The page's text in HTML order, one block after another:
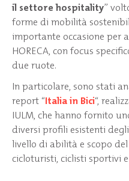
il settore hospitality”
forme di mobilità
importante occasione per
HORECA, con focus
due ruote.
In particolare, sono stati
report “Italia in Bici“,
IULM, che hanno fornito
diversi profili esistenti
livello di abilità e scopo
cicloturisti, ciclisti sportivi